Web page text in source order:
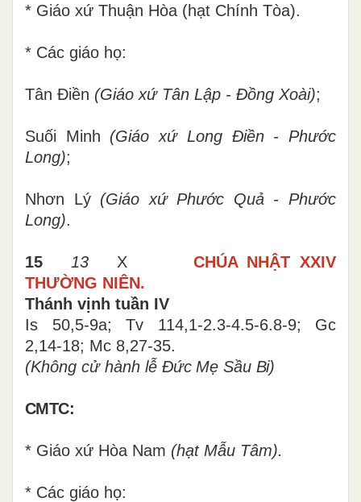
* Giáo xứ Thuận Hòa (hạt Chính Tòa).
* Các giáo họ:
Tân Điền (Giáo xứ Tân Lập - Đồng Xoài);
Suối Minh (Giáo xứ Long Điền - Phước
Long);
Nhơn Lý (Giáo xứ Phước Quả - Phước
Long).
15 13 X CHÚA NHẬT XXIV
THƯỜNG NIÊN.
Thánh vịnh tuần IV
Is 50,5-9a; Tv 114,1-2.3-4.5-6.8-9; Gc
2,14-18; Mc 8,27-35.
(Không cử hành lễ Đức Mẹ Sầu Bi)
CMTC:
* Giáo xứ Hòa Nam (hạt Mẫu Tâm).
* Các giáo họ: